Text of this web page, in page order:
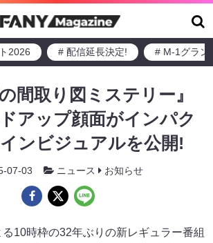
2026 # 配信延長決定! # M-1グラン
間取り図ミステリー』
アップ顔面がインパク
ンビジュアルを公開!
07-03 ニュース お知らせ
10時枠の32年ぶりの新レギュラー番組